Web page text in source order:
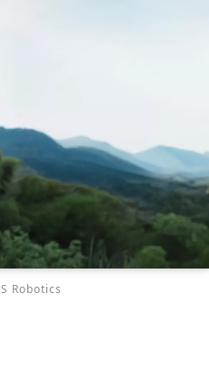
Robotics